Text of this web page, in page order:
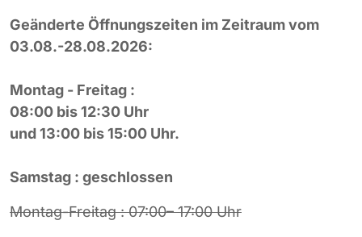
Geänderte Öffnungszeiten im Zeitraum vom
03.08.-28.08.2026:
Montag - Freitag :
08:00 bis 12:30 Uhr
und 13:00 bis 15:00 Uhr.
Samstag : geschlossen
Montag-Freitag : 07:00– 17:00 Uhr